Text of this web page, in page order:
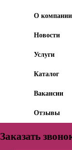
О компании
Новости
Услуги
Каталог
Вакансии
Отзывы
Заказать